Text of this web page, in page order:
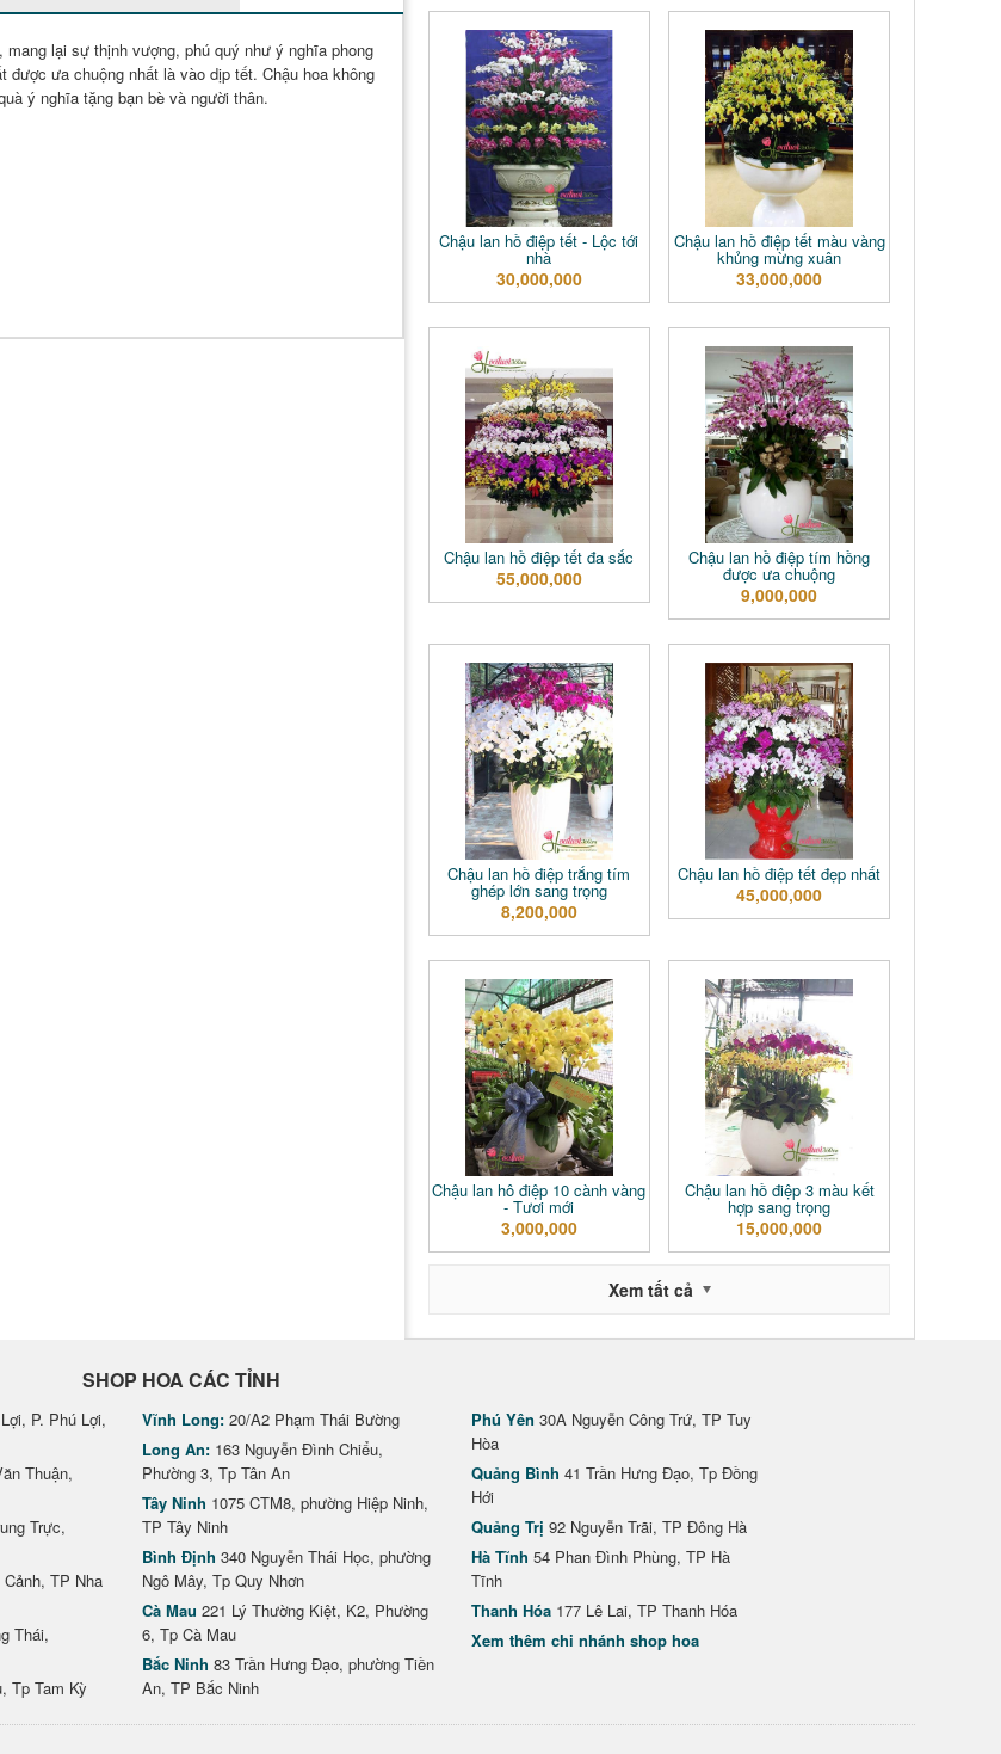
lại sự thịnh vượng, phú quý như ý nghĩa phong
được ưa chuộng nhất là vào dịp tết. Chậu hoa không
ý nghĩa tặng bạn bè và người thân.
Chậu lan hồ điệp tết - Lộc tới
nhà
30,000,000
Chậu lan hồ điệp tết màu vàng
khủng mừng xuân
33,000,000
Chậu lan hồ điệp tết đa sắc
55,000,000
Chậu lan hồ điệp tím hồng
được ưa chuộng
9,000,000
Chậu lan hồ điệp trắng tím
ghép lớn sang trọng
8,200,000
Chậu lan hồ điệp tết đẹp nhất
45,000,000
Chậu lan hô điệp 10 cành vàng
- Tươi mới
3,000,000
Chậu lan hồ điệp 3 màu kết
hợp sang trọng
15,000,000
Xem tất cả
SHOP HOA CÁC TỈNH
P. Phú Lợi,
Thuận,
Trực,
TP Nha
Thái,
Tp Tam Kỳ
Vĩnh Long: 20/A2 Phạm Thái Bường
Long An: 163 Nguyễn Đình Chiểu,
Phường 3, Tp Tân An
Tây Ninh 1075 CTM8, phường Hiệp Ninh,
TP Tây Ninh
Bình Định 340 Nguyễn Thái Học, phường
Ngô Mây, Tp Quy Nhơn
Cà Mau 221 Lý Thường Kiệt, K2, Phường
6, Tp Cà Mau
Bắc Ninh 83 Trần Hưng Đạo, phường Tiền
An, TP Bắc Ninh
Phú Yên 30A Nguyễn Công Trứ, TP Tuy
Hòa
Quảng Bình 41 Trần Hưng Đạo, Tp Đồng
Hới
Quảng Trị 92 Nguyễn Trãi, TP Đông Hà
Hà Tĩnh 54 Phan Đình Phùng, TP Hà
Tĩnh
Thanh Hóa 177 Lê Lai, TP Thanh Hóa
Xem thêm chi nhánh shop hoa